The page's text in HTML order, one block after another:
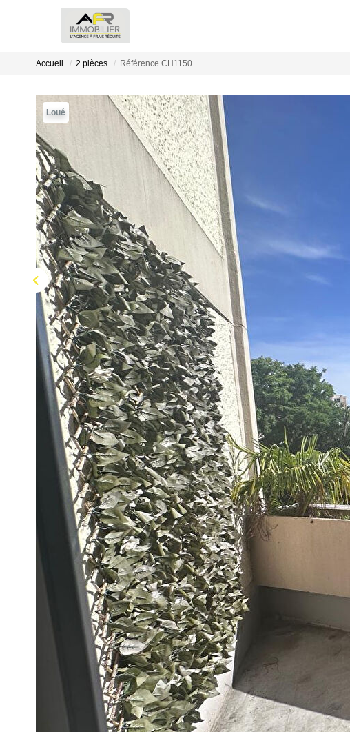
Accueil 2 pièces Référence CH1150
Loué
Description
Réf : CH1150
AFR IMMOBILIER Vous propose grand appartement 2 pièces non
familiale et sécurisée avec gardien, Avenue Guy de Maupassant à
Implanté au 3ème étage avec ascenseur, le logement comprend une
principale avec cuisine ouverte aménagée, un cellier, terrasse
Une double place de parking en sous-sol incluse.